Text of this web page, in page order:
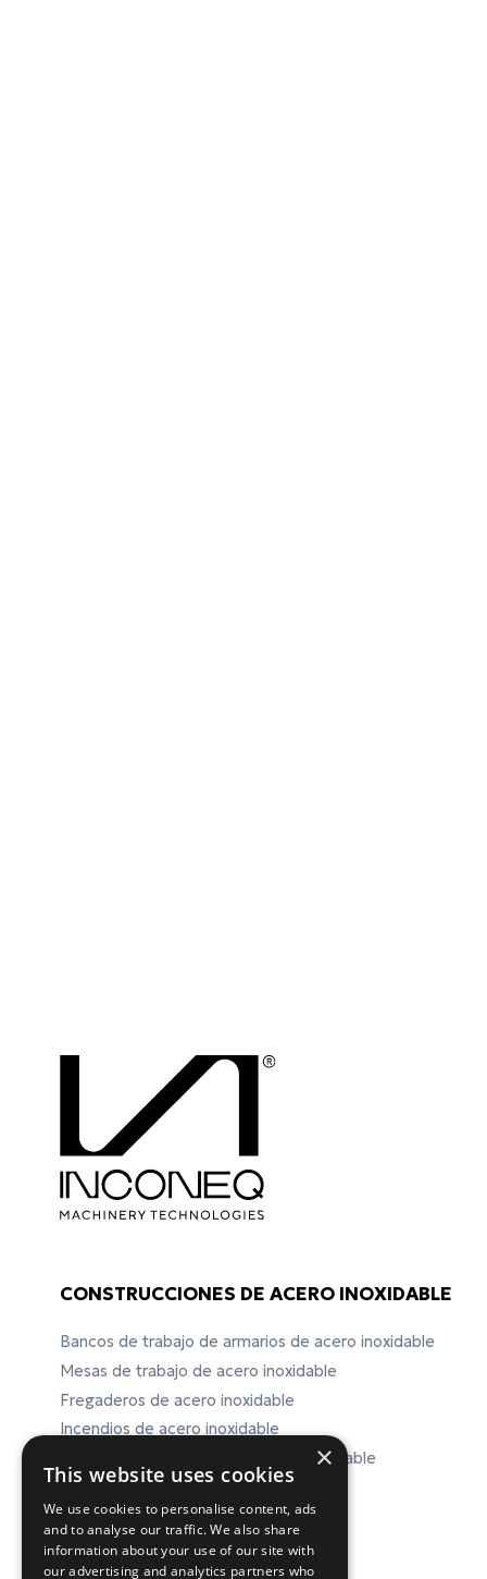
CONSTRUCCIONES DE ACERO INOXIDABLE
Bancos de trabajo de armarios de acero inoxidable
Mesas de trabajo de acero inoxidable
Fregaderos de acero inoxidable
Incendios de acero inoxidable
Equipos de laboratorio de acero inoxidable
ΕΠΙΚΟΙΝΩΝΙΑ
×
This website uses cookies
We use cookies to personalise content, ads
and to analyse our traffic. We also share
information about your use of our site with
our advertising and analytics partners who